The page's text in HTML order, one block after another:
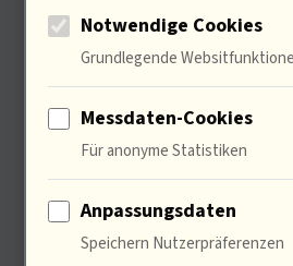
Die Frage ist zentral …
Arbeitnehmer fühlen
digitalen
… Es entsteht eine Kluft
Notwendige Cookies
Grundlegende
Messdaten-Cookies
Für anonyme Statistiken
Anpassungsdaten
Speichern Nutzerpräferenzen